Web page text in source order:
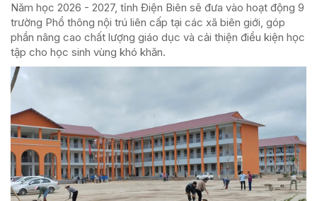
Năm học 2026 - 2027, tỉnh Điện Biên sẽ đưa vào hoạt động 9
trường Phổ thông nội trú liên cấp tại các xã biên giới, góp
phần nâng cao chất lượng giáo dục và cải thiện điều kiện học
tập cho học sinh vùng khó khăn.